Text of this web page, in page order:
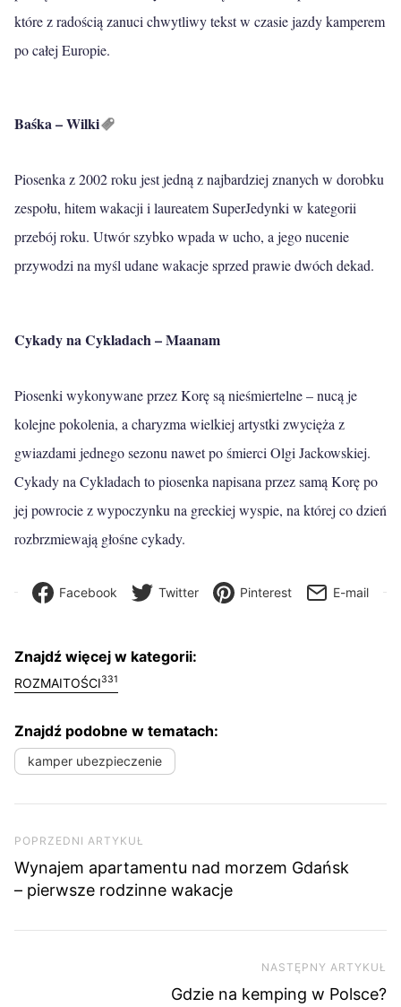
które z radością zanuci chwytliwy tekst w czasie jazdy kamperem
po całej Europie.
Baśka –Wilki
Piosenka z 2002 roku jest jedną z najbardziej znanych w dorobku
zespołu, hitem wakacji i laureatem SuperJedynki w kategorii
przebój roku. Utwór szybko wpada w ucho, a jego nucenie
przywodzi na myśl udane wakacje sprzed prawie dwóch dekad.
Cykady na Cykladach – Maanam
Piosenki wykonywane przez Korę są nieśmiertelne – nucą je
kolejne pokolenia, a charyzma wielkiej artystki zwycięża z
gwiazdami jednego sezonu nawet po śmierci Olgi Jackowskiej.
Cykady na Cykladach to piosenka napisana przez samą Korę po
jej powrocie z wypoczynku na greckiej wyspie, na której co dzień
rozbrzmiewają głośne cykady.
Facebook Twitter Pinterest E-mail
Znajdź więcej w kategorii:
ROZMAITOŚCI331
Znajdź podobne w tematach:
kamper ubezpieczenie
Poprzedni artykuł
POPRZEDNI ARTYKUŁ
Wynajem apartamentu nad morzem Gdańsk
– pierwsze rodzinne wakacje
NASTĘPNY ARTYKUŁ
Gdzie na kemping w Polsce?